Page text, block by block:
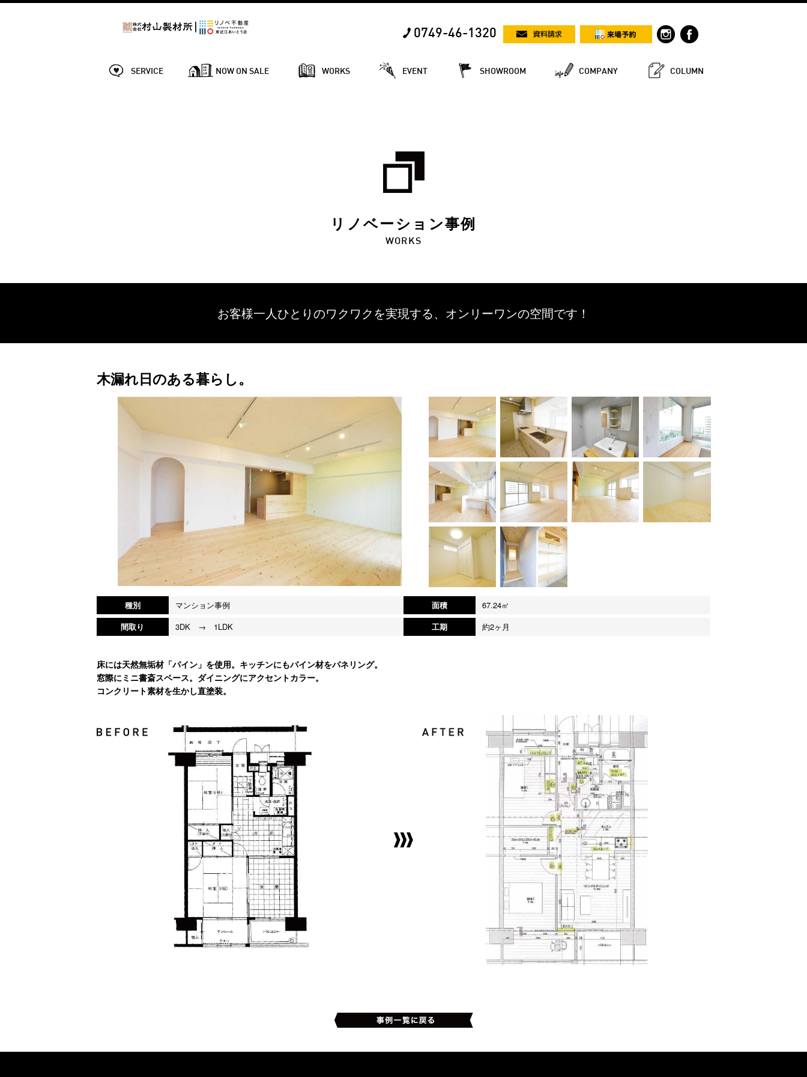
0749-46-1320
SERVICE NOW ON SALE WORKS EVENT SHOWROOM COMPANY COLUMN
リノベーション事例
WORKS
お客様一人ひとりのワクワクを実現する、 オンリーワンの空間です！
木漏れ日のある暮らし。
種別 マンション事例 面積
67.24㎡
間取り
3DK → 1LDK 工期 約2ヶ月
床には天然無垢材「パイン」を使用。キッチンにもパイン材をパネリング。
窓際にミニ書斎スペース。ダイニングにアクセントカラー。
コンクリート素材を生かし直塗装。